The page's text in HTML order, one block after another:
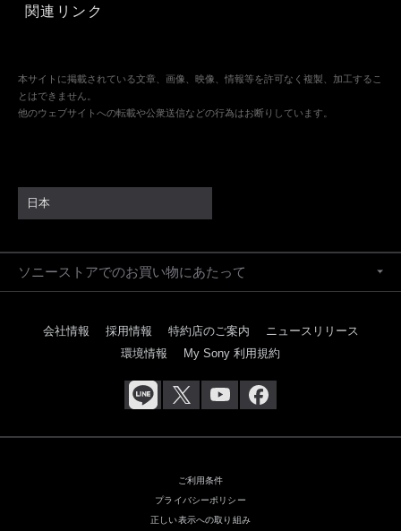
関連リンク
本サイトに掲載されている文章、画像、映像、情報等を許可なく複製、加工するこ
とはできません。
他のウェブサイトへの転載や公衆送信などの行為はお断りしています。
日本
ソニーストアでのお買い物にあたって
会社情報 採用情報 特約店のご案内
ニュースリリース
環境情報
My Sony 利用規約
ご利用条件
プライバシーポリシー
正しい表示への取り組み